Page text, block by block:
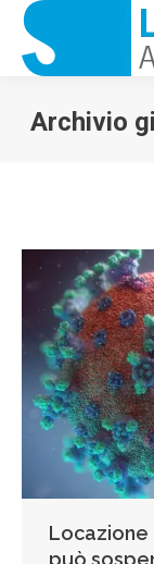
Archivio
Locazione
può